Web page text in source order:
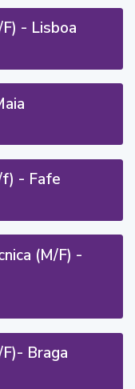
- Lisboa
f) - Fafe
(M/F) -
Braga